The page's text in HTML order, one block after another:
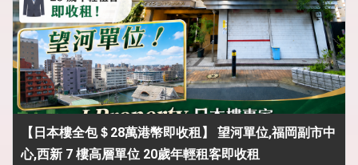
【日本樓全包＄28萬港幣即收租】 望河單位,福岡副市中
心,西新 7 樓高層單位 20歲年輕租客即收租